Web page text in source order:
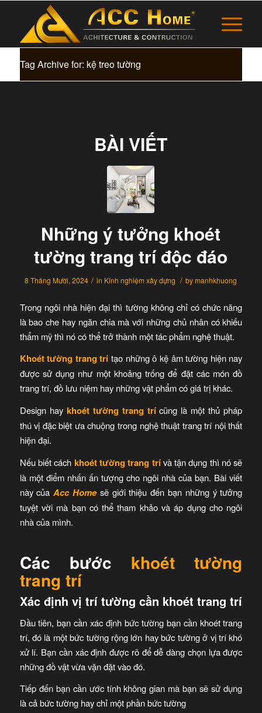
Tag Archive for: kệ treo tường
BÀI VIẾT
Những ý tưởng khoét
tường trang trí độc đáo
8 Tháng Mười, 2024 / in Kinh nghiệm xây dựng / bymanhkhuong
Trong ngôi nhà hiện đại thì tường không chỉ có chức năng
là bao che hay ngăn chia mà với những chủ nhân có khiếu
thẩm mỹ thì nó có thể trở thành một tác phẩm nghệ thuật.
Khoét tường trang trítạo những ô kệ âm tường hiện nay
được sử dụng như một khoảng trống để đặt các món đồ
trang trí, đồ lưu niệm hay những vật phẩm có giá trị khác.
Design hay khoét tường trang trícũng là một thủ pháp
thú vị đặc biệt ưa chuộng trong nghệ thuật trang trí nội thất
hiện đại.
Nếu biết cách khoét tường trang trívà tận dụng thì nó sẽ
là một điểm nhấn ấn tượng cho ngôi nhà của bạn. Bài viết
này củaAcc Homesẽ giới thiệu đến bạn những ý tưởng
tuyệt vời mà bạn có thể tham khảo và áp dụng cho ngôi
nhà của mình.
Các bước khoét tường
trang trí
Xác định vị trí tường cần khoét trang trí
Đầu tiên, bạn cần xác định bức tường bạn cần khoét trang
trí, đó là một bức tường rộng lớn hay bức tường ở vị trí khó
xử lí. Bạn cần xác định được rõ để dễ dàng chọn lựa được
những đồ vật vừa vặn đặt vào đó.
Tiếp đến bạn cần ước tính không gian mà bạn sẽ sử dụng
là cả bức tường hay chỉ một phần bức tường